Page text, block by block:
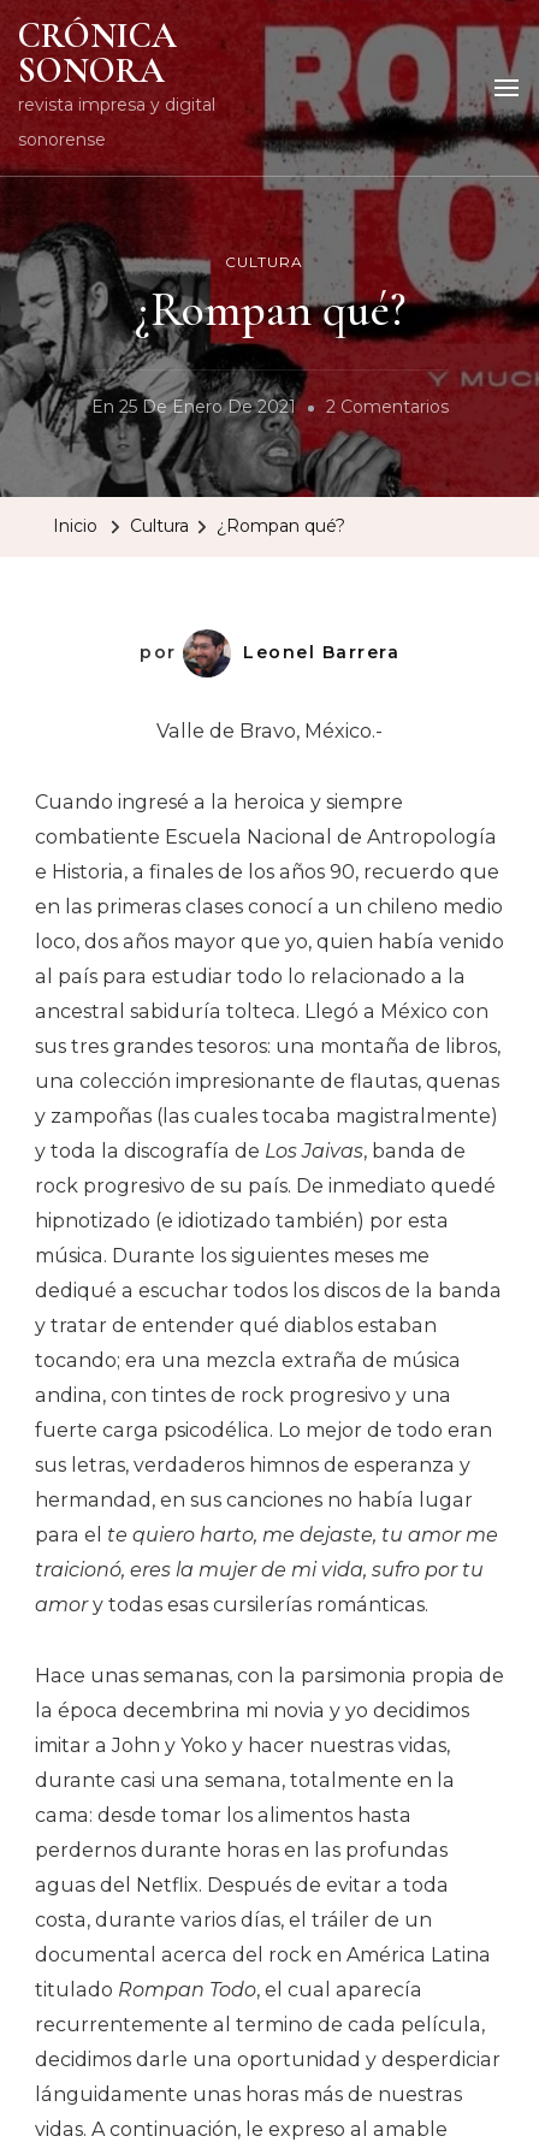
CRÓNICA
SONORA
revista impresa y digital
sonorense
CULTURA
¿Rompan qué?
En 25 De Enero De 2021 2 ComentariosEn
Inicio Cultura ¿Rompan qué?
por Leonel Barrera
Valle de Bravo, México.-
Cuando ingresé a la heroica y siempre
combatiente Escuela Nacional de Antropología
e Historia, a finales de los años 90, recuerdo que
en las primeras clases conocí a un chileno medio
loco, dos años mayor que yo, quien había venido
al país para estudiar todo lo relacionado a la
ancestral sabiduría tolteca. Llegó a México con
sus tres grandes tesoros: una montaña de libros,
una colección impresionante de flautas, quenas
y zampoñas (las cuales tocaba magistralmente)
y toda la discografía de Los Jaivas, banda de
rock progresivo de su país. De inmediato quedé
hipnotizado (e idiotizado también) por esta
música. Durante los siguientes meses me
dediqué a escuchar todos los discos de la banda
y tratar de entender qué diablos estaban
tocando; era una mezcla extraña de música
andina, con tintes de rock progresivo y una
fuerte carga psicodélica. Lo mejor de todo eran
sus letras, verdaderos himnos de esperanza y
hermandad, en sus canciones no había lugar
para el te quiero harto, me dejaste, tu amor me
traicionó, eres la mujer de mi vida, sufro por tu
amory todas esas cursilerías románticas.
Hace unas semanas, con la parsimonia propia de
la época decembrina mi novia y yo decidimos
imitar a John y Yoko y hacer nuestras vidas,
durante casi una semana, totalmente en la
cama: desde tomar los alimentos hasta
perdernos durante horas en las profundas
aguas del Netflix. Después de evitar a toda
costa, durante varios días, el tráiler de un
documental acerca del rock en América Latina
titulado Rompan Todo, el cual aparecía
recurrentemente al termino de cada película,
decidimos darle una oportunidad y desperdiciar
lánguidamente unas horas más de nuestras
vidas. A continuación, le expreso al amable